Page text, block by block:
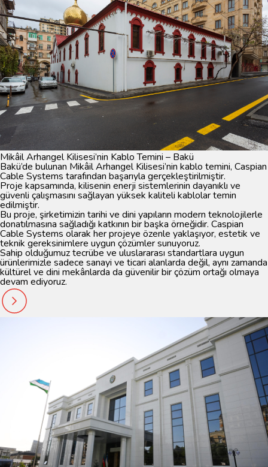
Mikâil Arhangel Kilisesi’nin Kablo Temini – Bakü
Bakü’de bulunan Mikâil Arhangel Kilisesi’nin kablo temini, Caspian
Cable Systems tarafından başarıyla gerçekleştirilmiştir.
Proje kapsamında, kilisenin enerji sistemlerinin dayanıklı ve
güvenli çalışmasını sağlayan yüksek kaliteli kablolar temin
edilmiştir.
Bu proje, şirketimizin tarihi ve dini yapıların modern teknolojilerle
donatılmasına sağladığı katkının bir başka örneğidir. Caspian
Cable Systems olarak her projeye özenle yaklaşıyor, estetik ve
teknik gereksinimlere uygun çözümler sunuyoruz.
Sahip olduğumuz tecrübe ve uluslararası standartlara uygun
ürünlerimizle sadece sanayi ve ticari alanlarda değil, aynı zamanda
kültürel ve dini mekânlarda da güvenilir bir çözüm ortağı olmaya
devam ediyoruz.